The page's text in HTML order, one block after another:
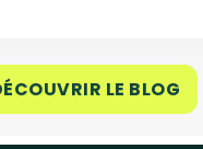
LE BLOG